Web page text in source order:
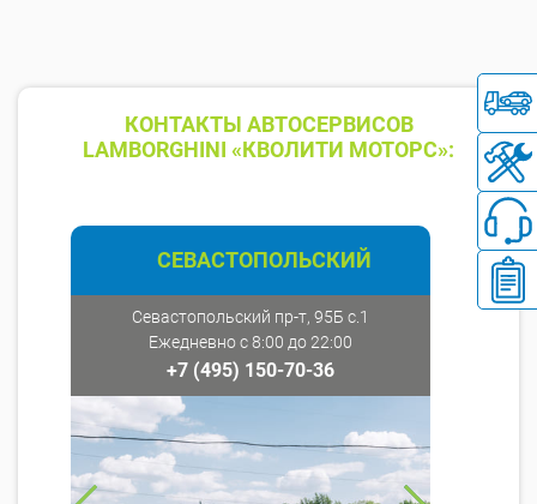
КОНТАКТЫ АВТОСЕРВИСОВ
LAMBORGHINI «КВОЛИТИ МОТОРС»:
СЕВАСТОПОЛЬСКИЙ
Севастопольский пр-т, 95Б с.1
Ежедневно с 8:00 до 22:00
+7 (495) 150-70-36